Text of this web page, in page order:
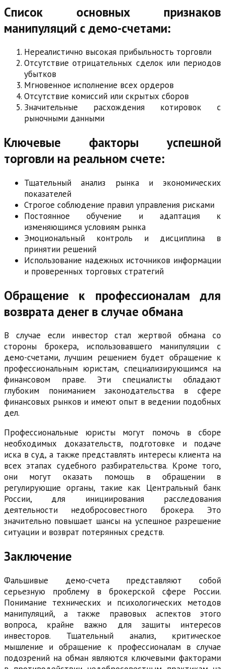
Список основных признаков
манипуляций с демо-счетами:
Нереалистично высокая прибыльность торговли
Отсутствие отрицательных сделок или периодов
убытков
Мгновенное исполнение всех ордеров
Отсутствие комиссий или скрытых сборов
Значительные расхождения котировок с
рыночными данными
Ключевые факторы успешной
торговли на реальном счете:
Тщательный анализ рынка и экономических
показателей
Строгое соблюдение правил управления рисками
Постоянное обучение и адаптация к
изменяющимся условиям рынка
Эмоциональный контроль и дисциплина в
принятии решений
Использование надежных источников информации
и проверенных торговых стратегий
Обращение к профессионалам для
возврата денег в случае обмана
В случае если инвестор стал жертвой обмана со
стороны брокера, использовавшего манипуляции с
демо-счетами, лучшим решением будет обращение к
профессиональным юристам, специализирующимся на
финансовом праве. Эти специалисты обладают
глубоким пониманием законодательства в сфере
финансовых рынков и имеют опыт в ведении подобных
дел.
Профессиональные юристы могут помочь в сборе
необходимых доказательств, подготовке и подаче
иска в суд, а также представлять интересы клиента на
всех этапах судебного разбирательства. Кроме того,
они могут оказать помощь в обращении в
регулирующие органы, такие как Центральный банк
России, для инициирования расследования
деятельности недобросовестного брокера. Это
значительно повышает шансы на успешное разрешение
ситуации и возврат потерянных средств.
Заключение
Фальшивые демо-счета представляют собой
серьезную проблему в брокерской сфере России.
Понимание технических и психологических методов
манипуляций, а также правовых аспектов этого
вопроса, крайне важно для защиты интересов
инвесторов. Тщательный анализ, критическое
мышление и обращение к профессионалам в случае
подозрений на обман являются ключевыми факторами